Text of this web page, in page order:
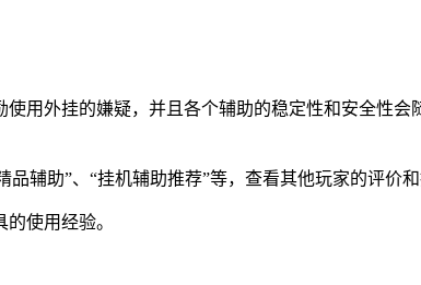
用外挂的嫌疑，并且各个辅助的稳定性和安全性
辅助”、“挂机辅助推荐”等，查看其他玩家的评价和
使用经验。